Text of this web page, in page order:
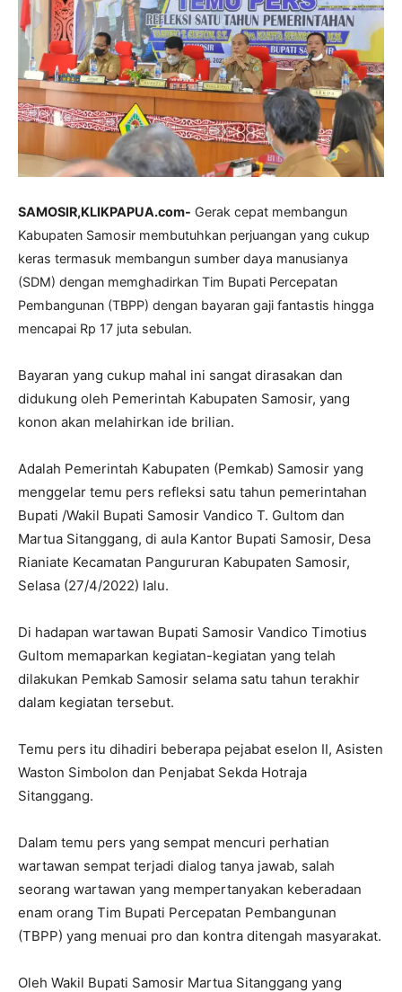
SAMOSIR,KLIKPAPUA.com- Gerak cepat membangun
Kabupaten Samosir membutuhkan perjuangan yang cukup
keras termasuk membangun sumber daya manusianya
(SDM) dengan memghadirkan Tim Bupati Percepatan
Pembangunan (TBPP) dengan bayaran gaji fantastis hingga
mencapai Rp 17 juta sebulan.
Bayaran yang cukup mahal ini sangat dirasakan dan
didukung oleh Pemerintah Kabupaten Samosir, yang
konon akan melahirkan ide brilian.
Adalah Pemerintah Kabupaten (Pemkab) Samosir yang
menggelar temu pers refleksi satu tahun pemerintahan
Bupati /Wakil Bupati Samosir Vandico T. Gultom dan
Martua Sitanggang, di aula Kantor Bupati Samosir, Desa
Rianiate Kecamatan Pangururan Kabupaten Samosir,
Selasa (27/4/2022) lalu.
Di hadapan wartawan Bupati Samosir Vandico Timotius
Gultom memaparkan kegiatan-kegiatan yang telah
dilakukan Pemkab Samosir selama satu tahun terakhir
dalam kegiatan tersebut.
Temu pers itu dihadiri beberapa pejabat eselon II, Asisten
Waston Simbolon dan Penjabat Sekda Hotraja
Sitanggang.
Dalam temu pers yang sempat mencuri perhatian
wartawan sempat terjadi dialog tanya jawab, salah
seorang wartawan yang mempertanyakan keberadaan
enam orang Tim Bupati Percepatan Pembangunan
(TBPP) yang menuai pro dan kontra ditengah masyarakat.
Oleh Wakil Bupati Samosir Martua Sitanggang yang